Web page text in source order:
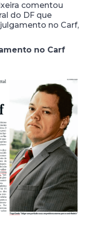
comentou
do DF que
no Carf,
no Carf